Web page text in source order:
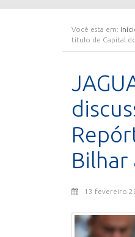
Você esta em:
título de Capital
Bilhar
13 fevereiro